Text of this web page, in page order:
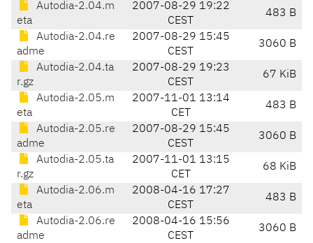
Autodia-2.04.m
eta
2007-08-29 19:22
CEST
483 B
Autodia-2.04.re
adme
2007-08-29 15:45
CEST
3060 B
Autodia-2.04.ta
r.gz
2007-08-29 19:23
CEST
67 KiB
Autodia-2.05.m
eta
2007-11-01 13:14
CET
483 B
Autodia-2.05.re
adme
2007-08-29 15:45
CEST
3060 B
Autodia-2.05.ta
r.gz
2007-11-01 13:15
CET
68 KiB
Autodia-2.06.m
eta
2008-04-16 17:27
CEST
483 B
Autodia-2.06.re
adme
2008-04-16 15:56
CEST
3060 B